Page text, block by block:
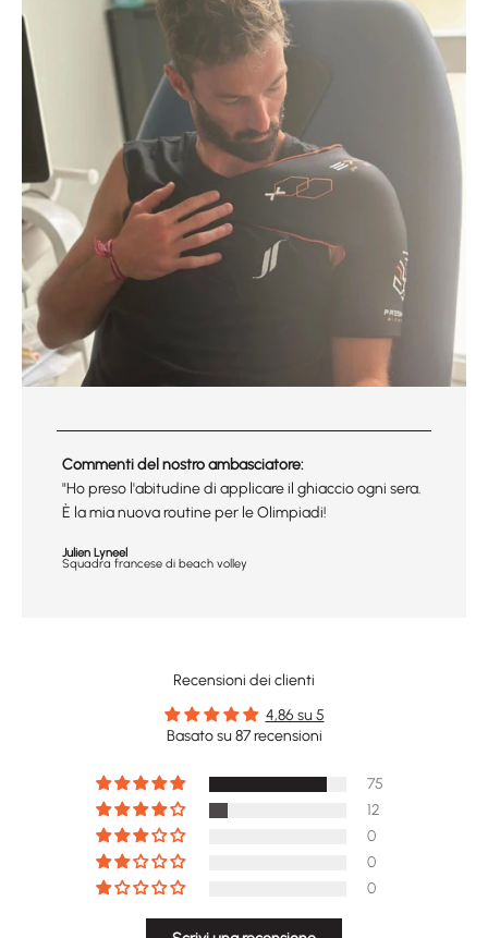
Commenti del nostro ambasciatore:
"Ho preso l'abitudine di applicare il ghiaccio ogni sera.
È la mia nuova routine per le Olimpiadi!
Julien Lyneel
Squadra francese di beach volley
Recensioni dei clienti
4,86 su 5
Basato su 87 recensioni
75
12
0
0
0